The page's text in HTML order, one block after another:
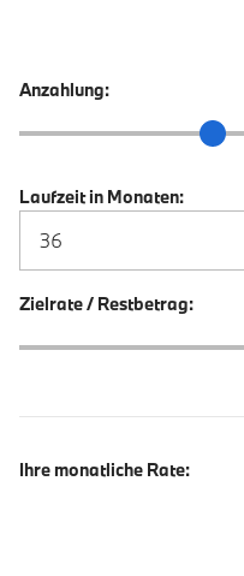
Anzahlung:
Anzahlung Schieberegler
Laufzeit in Monaten:
Zielrate / Restbetrag:
Zielrate / Restbetrag
Ihre monatliche Rate: